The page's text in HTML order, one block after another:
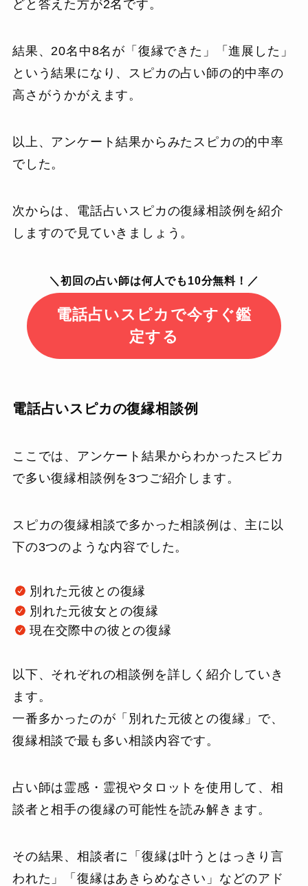
どと答えた方が2名です。
結果、20名中8名が「復縁できた」「進展した」
という結果になり、スピカの占い師の的中率の
高さがうかがえます。
以上、アンケート結果からみたスピカの的中率
でした。
次からは、電話占いスピカの復縁相談例を紹介
しますので見ていきましょう。
＼初回の占い師は何人でも10分無料！／
電話占いスピカで今すぐ鑑
定する
電話占いスピカの復縁相談例
ここでは、アンケート結果からわかったスピカ
で多い復縁相談例を3つご紹介します。
スピカの復縁相談で多かった相談例は、主に以
下の3つのような内容でした。
別れた元彼との復縁
別れた元彼女との復縁
現在交際中の彼との復縁
以下、それぞれの相談例を詳しく紹介していき
ます。
一番多かったのが「別れた元彼との復縁」で、
復縁相談で最も多い相談内容です。
占い師は霊感・霊視やタロットを使用して、相
談者と相手の復縁の可能性を読み解きます。
その結果、相談者に「復縁は叶うとはっきり言
われた」「復縁はあきらめなさい」などのアド